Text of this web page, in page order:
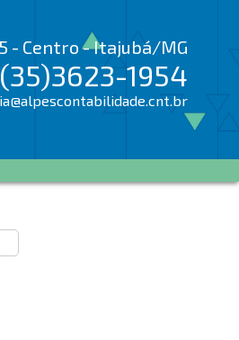
- Centro - Itajubá/MG
(35)3623-1954